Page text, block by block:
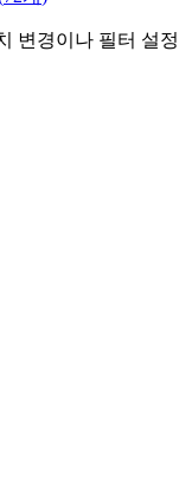
변경이나 필터 설정